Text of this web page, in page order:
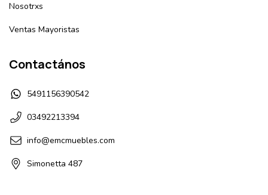
Nosotrxs
Ventas Mayoristas
Contactános
5491156390542
03492213394
info@emcmuebles.com
Simonetta 487